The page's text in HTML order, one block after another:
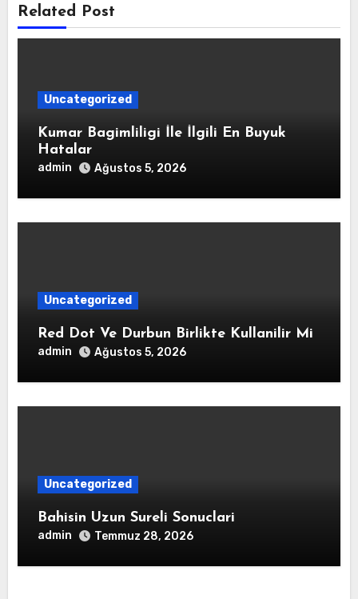
Related Post
Uncategorized
Kumar Bagimliligi İle İlgili En Buyuk
Hatalar
admin Ağustos 5, 2026
Uncategorized
Red Dot Ve Durbun Birlikte Kullanilir Mi
admin Ağustos 5, 2026
Uncategorized
Bahisin Uzun Sureli Sonuclari
admin Temmuz 28, 2026